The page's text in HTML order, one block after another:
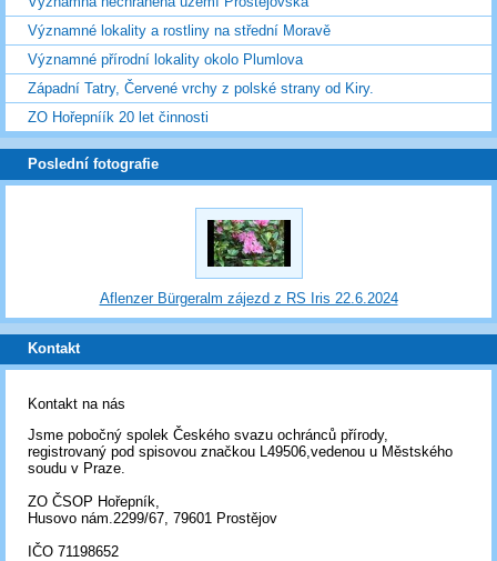
Významné lokality a rostliny na střední Moravě
Významné přírodní lokality okolo Plumlova
Západní Tatry, Červené vrchy z polské strany od Kiry.
ZO Hořepníík 20 let činnosti
Poslední fotografie
Aflenzer Bürgeralm zájezd z RS Iris 22.6.2024
Kontakt
Kontakt na nás
Jsme pobočný spolek Českého svazu ochránců přírody,
registrovaný pod spisovou značkou L49506,vedenou u Městského
soudu v Praze.
ZO ČSOP Hořepník,
Husovo nám.2299/67, 79601 Prostějov
IČO 71198652